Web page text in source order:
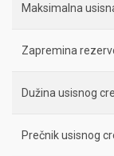
Maksimalna
Zapremina
Dužina usisnog
Prečnik usisnog